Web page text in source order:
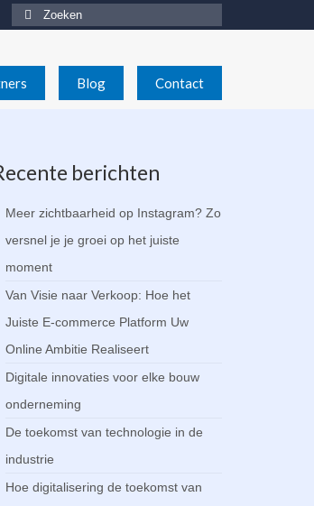
Zoeken
naar:
Blog Contact
berichten
Meer zichtbaarheid op Instagram? Zo
versnel je je groei op het juiste
moment
Van Visie naar Verkoop: Hoe het
Juiste E-commerce Platform Uw
Online Ambitie Realiseert
Digitale innovaties voor elke bouw
onderneming
De toekomst van technologie in de
industrie
Hoe digitalisering de toekomst van